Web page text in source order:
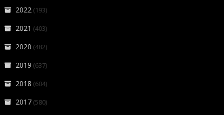
2022 (193)
2021 (403)
2020 (482)
2019 (637)
2018 (604)
2017 (580)